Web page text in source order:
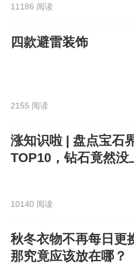
11186 阅读
四款避雷装饰
2155 阅读
涨知识啦 | 盘点宝石
TOP10，钻石竟然没
10140 阅读
秋冬衣物不再每日更
那究竟应该放在哪？